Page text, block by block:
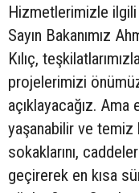
Hizmetlerimizle ilgili
Sayın Bakanımız
Kılıç,
projelerimizi
açıklayacağız. Ama
yaşanabilir ve temiz
sokaklarını,
geçirerek en kısa